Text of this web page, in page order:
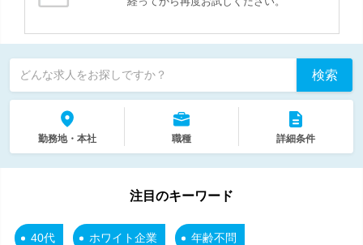
どんな求人をお探しですか？ 検索
勤務地・本社 職種 詳細条件
注目のキーワード
40代 ホワイト企業 年齢不問